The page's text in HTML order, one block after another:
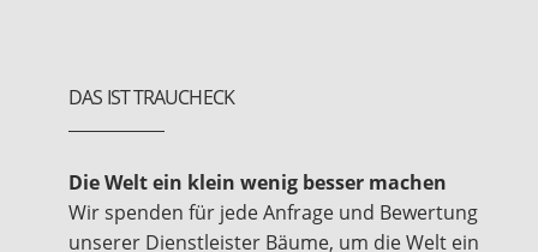
DAS IST TRAUCHECK
Die Welt ein klein wenig besser machen
Wir spenden für jede Anfrage und Bewertung
unserer Dienstleister Bäume, um die Welt ein